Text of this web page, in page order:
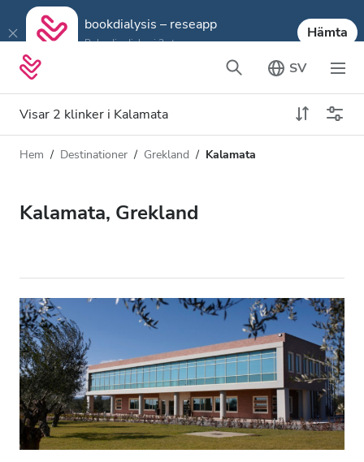
bookdialysis – reseapp
Boka din dialys i 3 steg
Hämta
SV
Visar 2 klinker i Kalamata
Dialystyp
Alla dialyser
Acceptera
Patienter med HIV
Patienter med hepatit B
Patienter med hepatit C
Avstånd
Hem Destinationer Grekland Kalamata
Kalamata, Grekland